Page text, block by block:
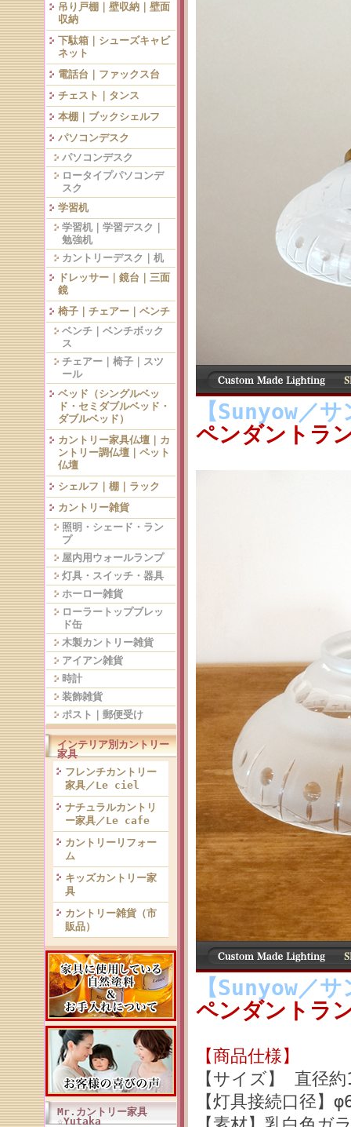
吊り戸棚｜壁収納｜壁面
収納
下駄箱｜シューズキャビ
ネット
電話台｜ファックス台
チェスト｜タンス
本棚｜ブックシェルフ
パソコンデスク
パソコンデスク
ロータイプパソコンデ
スク
学習机
学習机｜学習デスク｜
勉強机
カントリーデスク｜机
ドレッサー｜鏡台｜三面
鏡
椅子｜チェアー｜ベンチ
ベンチ｜ベンチボック
ス
チェアー｜椅子｜スツ
ール
ベッド（シングルベッ
ド・セミダブルベッド・
ダブルベッド）
カントリー家具仏壇｜カ
ントリー調仏壇｜ペット
仏壇
シェルフ｜棚｜ラック
カントリー雑貨
照明・シェード・ラン
プ
屋内用ウォールランプ
灯具・スイッチ・器具
ホーロー雑貨
ローラートップブレッ
ド缶
木製カントリー雑貨
アイアン雑貨
時計
装飾雑貨
ポスト｜郵便受け
インテリア別カントリー
家具
フレンチカントリー
家具／Le ciel
ナチュラルカントリ
ー家具／Le cafe
カントリーリフォー
ム
キッズカントリー家
具
カントリー雑貨（市
販品）
Mr.カントリー家具
☆Yutaka
【Sunyow／
ペンダントラ
【Sunyow／
ペンダントラ
【商品仕様】
【サイズ】 直径約
【灯具接続口径】